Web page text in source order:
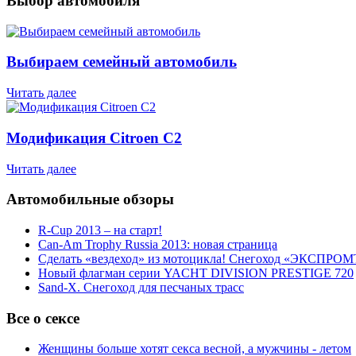
Выбираем семейный автомобиль
Читать далее
Модификация Citroen С2
Читать далее
Автомобильные обзоры
R-Cup 2013 – на старт!
Can-Am Trophy Russia 2013: новая страница
Сделать «вездеход» из мотоцикла! Снегоход
Новый флагман серии YACHT DIVISION PRESTIGE 720
Sand-X. Снегоход для песчаных трасс
Все о сексе
Женщины больше хотят секса весной, а мужчины - летом